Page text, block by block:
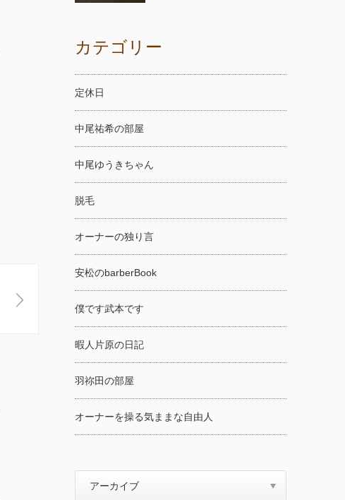
カテゴリー
定休日
中尾祐希の部屋
中尾ゆうきちゃん
脱毛
オーナーの独り言
安松のbarberBook
僕です武本です
暇人片原の日記
羽祢田の部屋
オーナーを操る気ままな自由人